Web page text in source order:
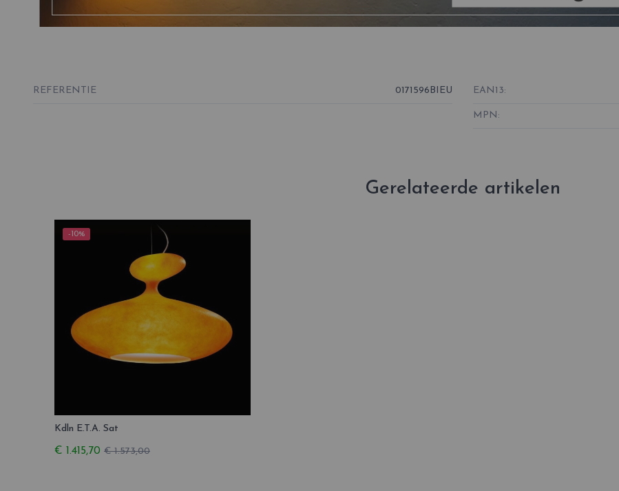
REFERENTIE 0171596BIEU EAN13:
MPN:
Gerelateerde artikelen
-10%
Kdln E.T.A. Sat
€ 1.415,70 € 1.573,00